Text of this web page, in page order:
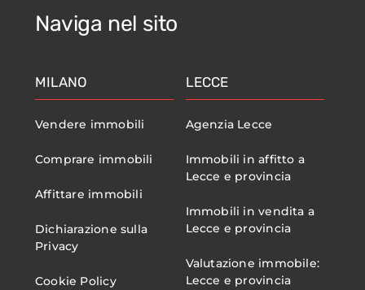
Naviga nel sito
MILANO
Vendere immobili
Comprare immobili
Affittare immobili
Dichiarazione sulla
Privacy
Cookie Policy
LECCE
Agenzia Lecce
Immobili in affitto a
Lecce e provincia
Immobili in vendita a
Lecce e provincia
Valutazione immobile:
Lecce e provincia